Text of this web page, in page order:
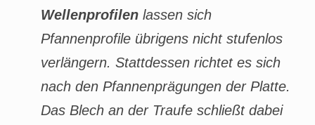
Wellenprofilen lassen sich
Pfannenprofile übrigens nicht stufenlos
verlängern. Stattdessen richtet es sich
nach den Pfannenprägungen der Platte.
Das Blech an der Traufe schließt dabei